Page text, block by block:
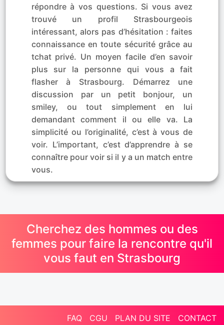
répondre à vos questions. Si vous avez
trouvé un profil Strasbourgeois
intéressant, alors pas d’hésitation : faites
connaissance en toute sécurité grâce au
tchat privé. Un moyen facile d’en savoir
plus sur la personne qui vous a fait
flasher à Strasbourg. Démarrez une
discussion par un petit bonjour, un
smiley, ou tout simplement en lui
demandant comment il ou elle va. La
simplicité ou l’originalité, c’est à vous de
voir. L’important, c’est d’apprendre à se
connaître pour voir si il y a un match entre
vous.
Cherchez des hommes ou des
femmes pour faire la rencontre qu'il
vous faut en Strasbourg
FAQ CGU PLAN DU SITE CONTACT